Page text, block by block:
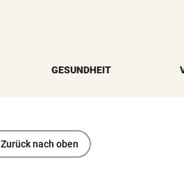
GESUNDHEIT
Zurück nach oben